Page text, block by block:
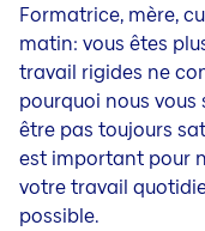
Formatrice, mère,
matin: vous êtes
travail rigides ne
pourquoi nous vous
être pas toujours
est important pour
votre travail
possible.